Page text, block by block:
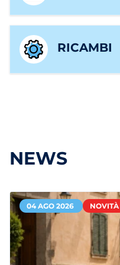
RICAMBI
NEWS
04 AGO 2026 NOVITÀ